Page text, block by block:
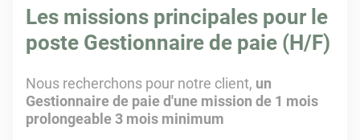
Les missions principales pour le
poste Gestionnaire de paie (H/F)
Nous recherchons pour notre client, un
Gestionnaire de paie d'une mission de 1 mois
prolongeable 3 mois minimum